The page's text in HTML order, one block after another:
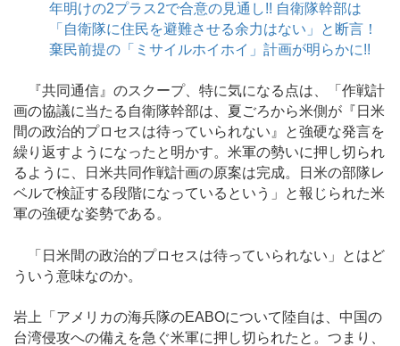
年明けの2プラス2で合意の見通し!! 自衛隊幹部は
「自衛隊に住民を避難させる余力はない」と断言！
棄民前提の「ミサイルホイホイ」計画が明らかに!!
『共同通信』のスクープ、特に気になる点は、「作戦計
画の協議に当たる自衛隊幹部は、夏ごろから米側が『日米
間の政治的プロセスは待っていられない』と強硬な発言を
繰り返すようになったと明かす。米軍の勢いに押し切られ
るように、日米共同作戦計画の原案は完成。日米の部隊レ
ベルで検証する段階になっているという」と報じられた米
軍の強硬な姿勢である。
「日米間の政治的プロセスは待っていられない」とはど
ういう意味なのか。
岩上「アメリカの海兵隊のEABOについて陸自は、中国の
台湾侵攻への備えを急ぐ米軍に押し切られたと。つまり、